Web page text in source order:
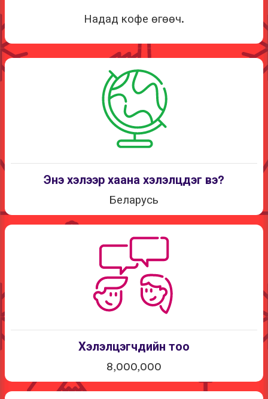
Надад кофе өгөөч.
Энэ хэлээр хаана хэлэлцдэг вэ?
Беларусь
Хэлэлцэгчдийн тоо
8,000,000